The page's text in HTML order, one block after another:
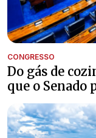
CONGRESSO
Do gás de
que o Senado